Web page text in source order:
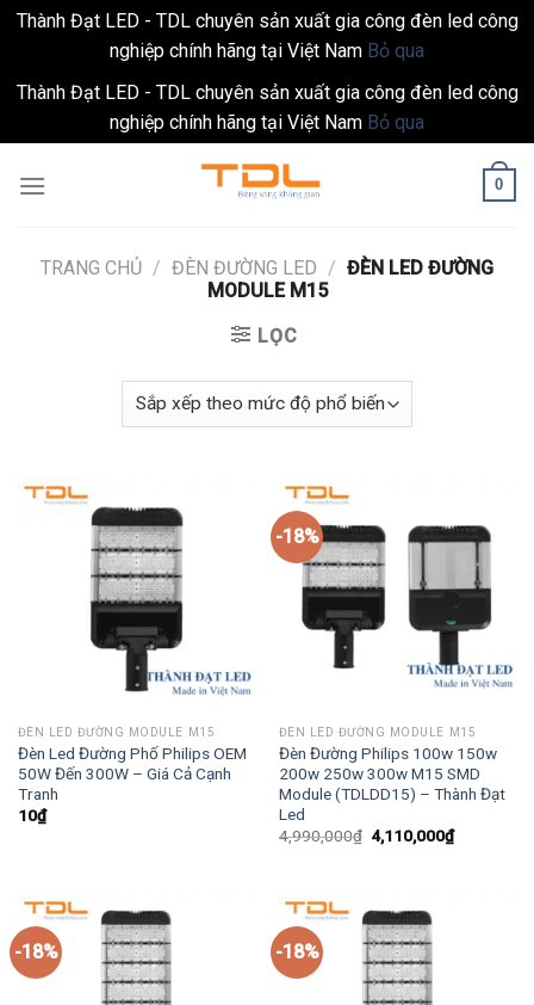
Thành Đạt LED - TDL chuyên sản xuất gia công đèn led công
nghiệp chính hãng tại Việt Nam Bỏ qua
Thành Đạt LED - TDL chuyên sản xuất gia công đèn led công
nghiệp chính hãng tại Việt Nam Bỏ qua
0
TRANG CHỦ / ĐÈN ĐƯỜNG LED / ĐÈN LED ĐƯỜNG
MODULE M15
LỌC
ĐÈN LED ĐƯỜNG MODULE M15
Đèn Led Đường Phố Philips OEM
50W Đến 300W – Giá Cả Cạnh
Tranh
10₫
-18%
ĐÈN LED ĐƯỜNG MODULE M15
Đèn Đường Philips 100w 150w
200w 250w 300w M15 SMD
Module (TDLDD15) – Thành Đạt
Led
4,990,000₫ Giá
gốc
4,110,000₫Giá
hiện
-18% -18%